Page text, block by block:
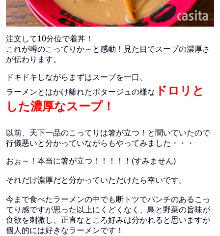
注文して10分位で着丼！
これが噂のこってりか～と感動！ 見た目でスープの濃厚さ
が伝わります。
ドキドキしながらまずはスープを一口、
ラーメンとはかけ離れたポタージュの様な
ドロリと
した濃厚なスープ！
以前、天下一品のこってりは箸が立つ！と聞いていたので
行儀悪いと分かっていながらもやってみました・・・
おぉ～！本当に箸が立つ！！！！！(すみません)
それだけ濃厚だと分かっていただけたら幸いです。
今まで食べたラーメンの中でも断トツでパンチのあるこっ
てり感ですが思った以上にくどくなく、鳥と野菜の旨味が
食欲を刺激し、正直なところ好みは分かれると思いますが
個人的には好きなラーメンです！